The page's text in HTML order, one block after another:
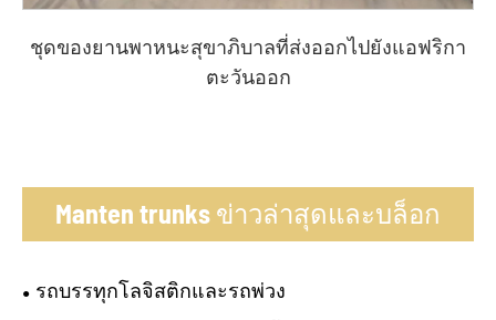
ชุดของยานพาหนะสุขาภิบาลที่ส่งออกไปยังแอฟริกา
ตะวันออก
Manten trunks ข่าวล่าสุดและบล็อก
รถบรรทุกโลจิสติกและรถพ่วง